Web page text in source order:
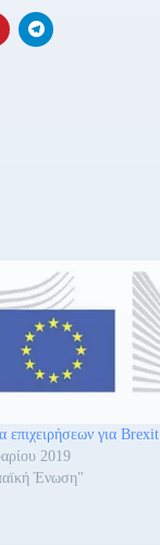
επιχειρήσεων για Brexit
2019
Ένωση"